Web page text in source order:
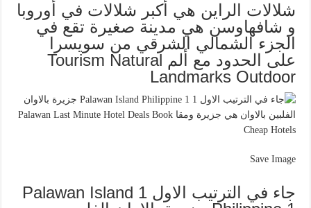
شلالات الراين هي أكبر شلالات في أوروبا
و شافهاوسن هي مدينة صغيرة تقع في
الجزء الشمالي الشرقي من سويسرا
على الحدود مع ألم Tourism Natural
Landmarks Outdoor
Save Image
جاء في الترتيب الاول 1 Palawan Island